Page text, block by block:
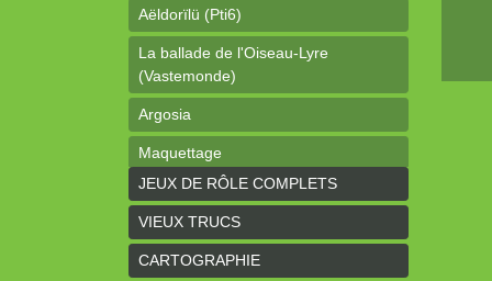
Aëldorïlü (Pti6)
La ballade de l'Oiseau-Lyre
(Vastemonde)
Argosia
Maquettage
Ophéis (Dragon de poche)
L'anneau des Empereurs (Coeurs
Vaillants)
JEUX DE RÔLE COMPLETS
VIEUX TRUCS
CARTOGRAPHIE